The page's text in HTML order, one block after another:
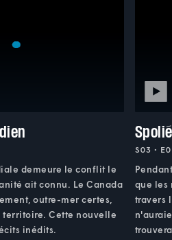
demeure le conflit le
ait connu. Le Canada
outre-mer certes,
territoire. Cette nouvelle
inédits.
S03 •
que les
travers